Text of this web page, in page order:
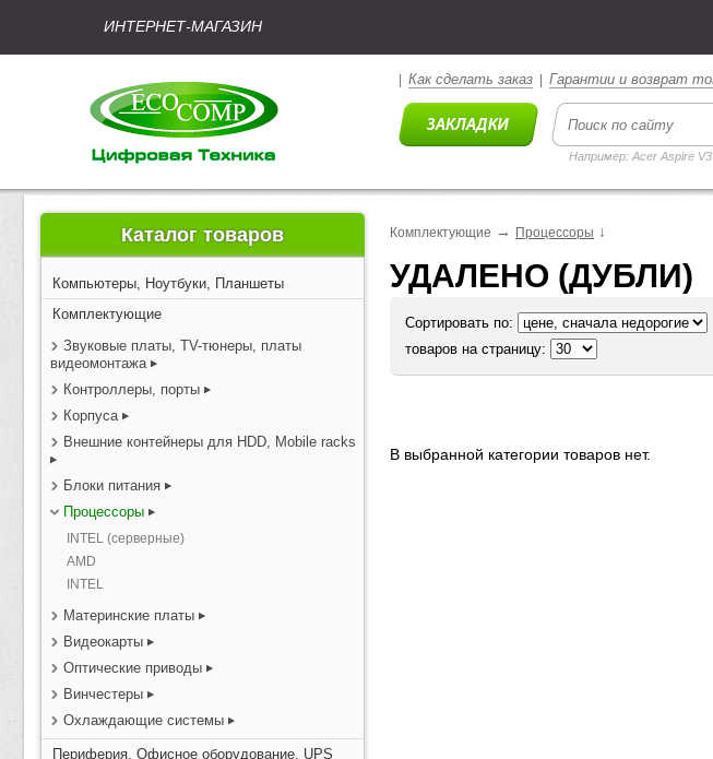
ИНТЕРНЕТ-МАГАЗИН
Как сделать заказ Гарантии и возврат
Например: Acer Aspire V3
Каталог товаров
Компьютеры, Ноутбуки, Планшеты
Комплектующие
Звуковые платы, TV-тюнеры, платы
видеомонтажа
Контроллеры, порты
Корпуса
Внешние контейнеры для HDD, Mobile racks
Блоки питания
Процессоры
INTEL (серверные)
AMD
INTEL
Материнские платы
Видеокарты
Оптические приводы
Винчестеры
Охлаждающие системы
Периферия, Офисное оборудование, UPS
Комплектующие → Процессоры ↓
УДАЛЕНО (ДУБЛИ)
Сортировать по:
товаров на страницу:
В выбранной категории товаров нет.